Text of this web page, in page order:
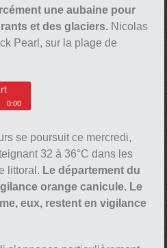
une aubaine pour
et des glaciers. Nicolas
Pearl, sur la plage de
0:00
se poursuit ce mercredi,
32 à 36°C dans les
littoral. Le département du
orange canicule. Le
eux, restent en vigilance